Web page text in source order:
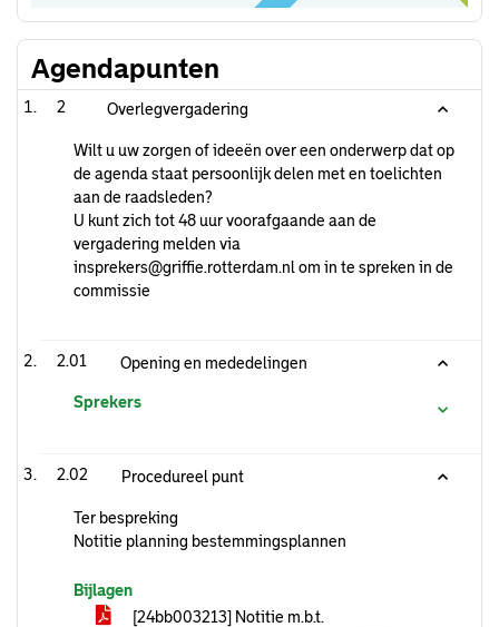
Agendapunten
2 Overlegvergadering
Wilt u uw zorgen of ideeën over een onderwerp dat op
de agenda staat persoonlijk delen met en toelichten
aan de raadsleden?
U kunt zich tot 48 uur voorafgaande aan de
vergadering melden via
insprekers@griffie.rotterdam.nl om in te spreken in de
commissie
2.01 Opening en mededelingen
Sprekers
2.02 Procedureel punt
Ter bespreking
Notitie planning bestemmingsplannen
Bijlagen
[24bb003213] Notitie m.b.t.